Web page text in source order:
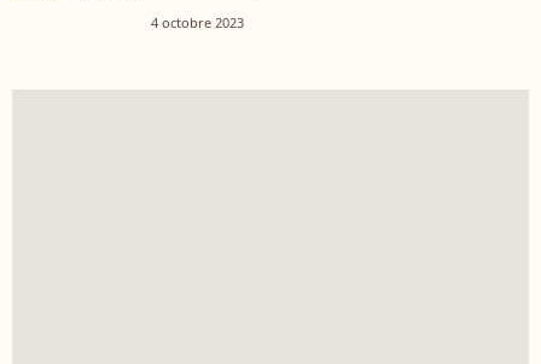
4 octobre 2023